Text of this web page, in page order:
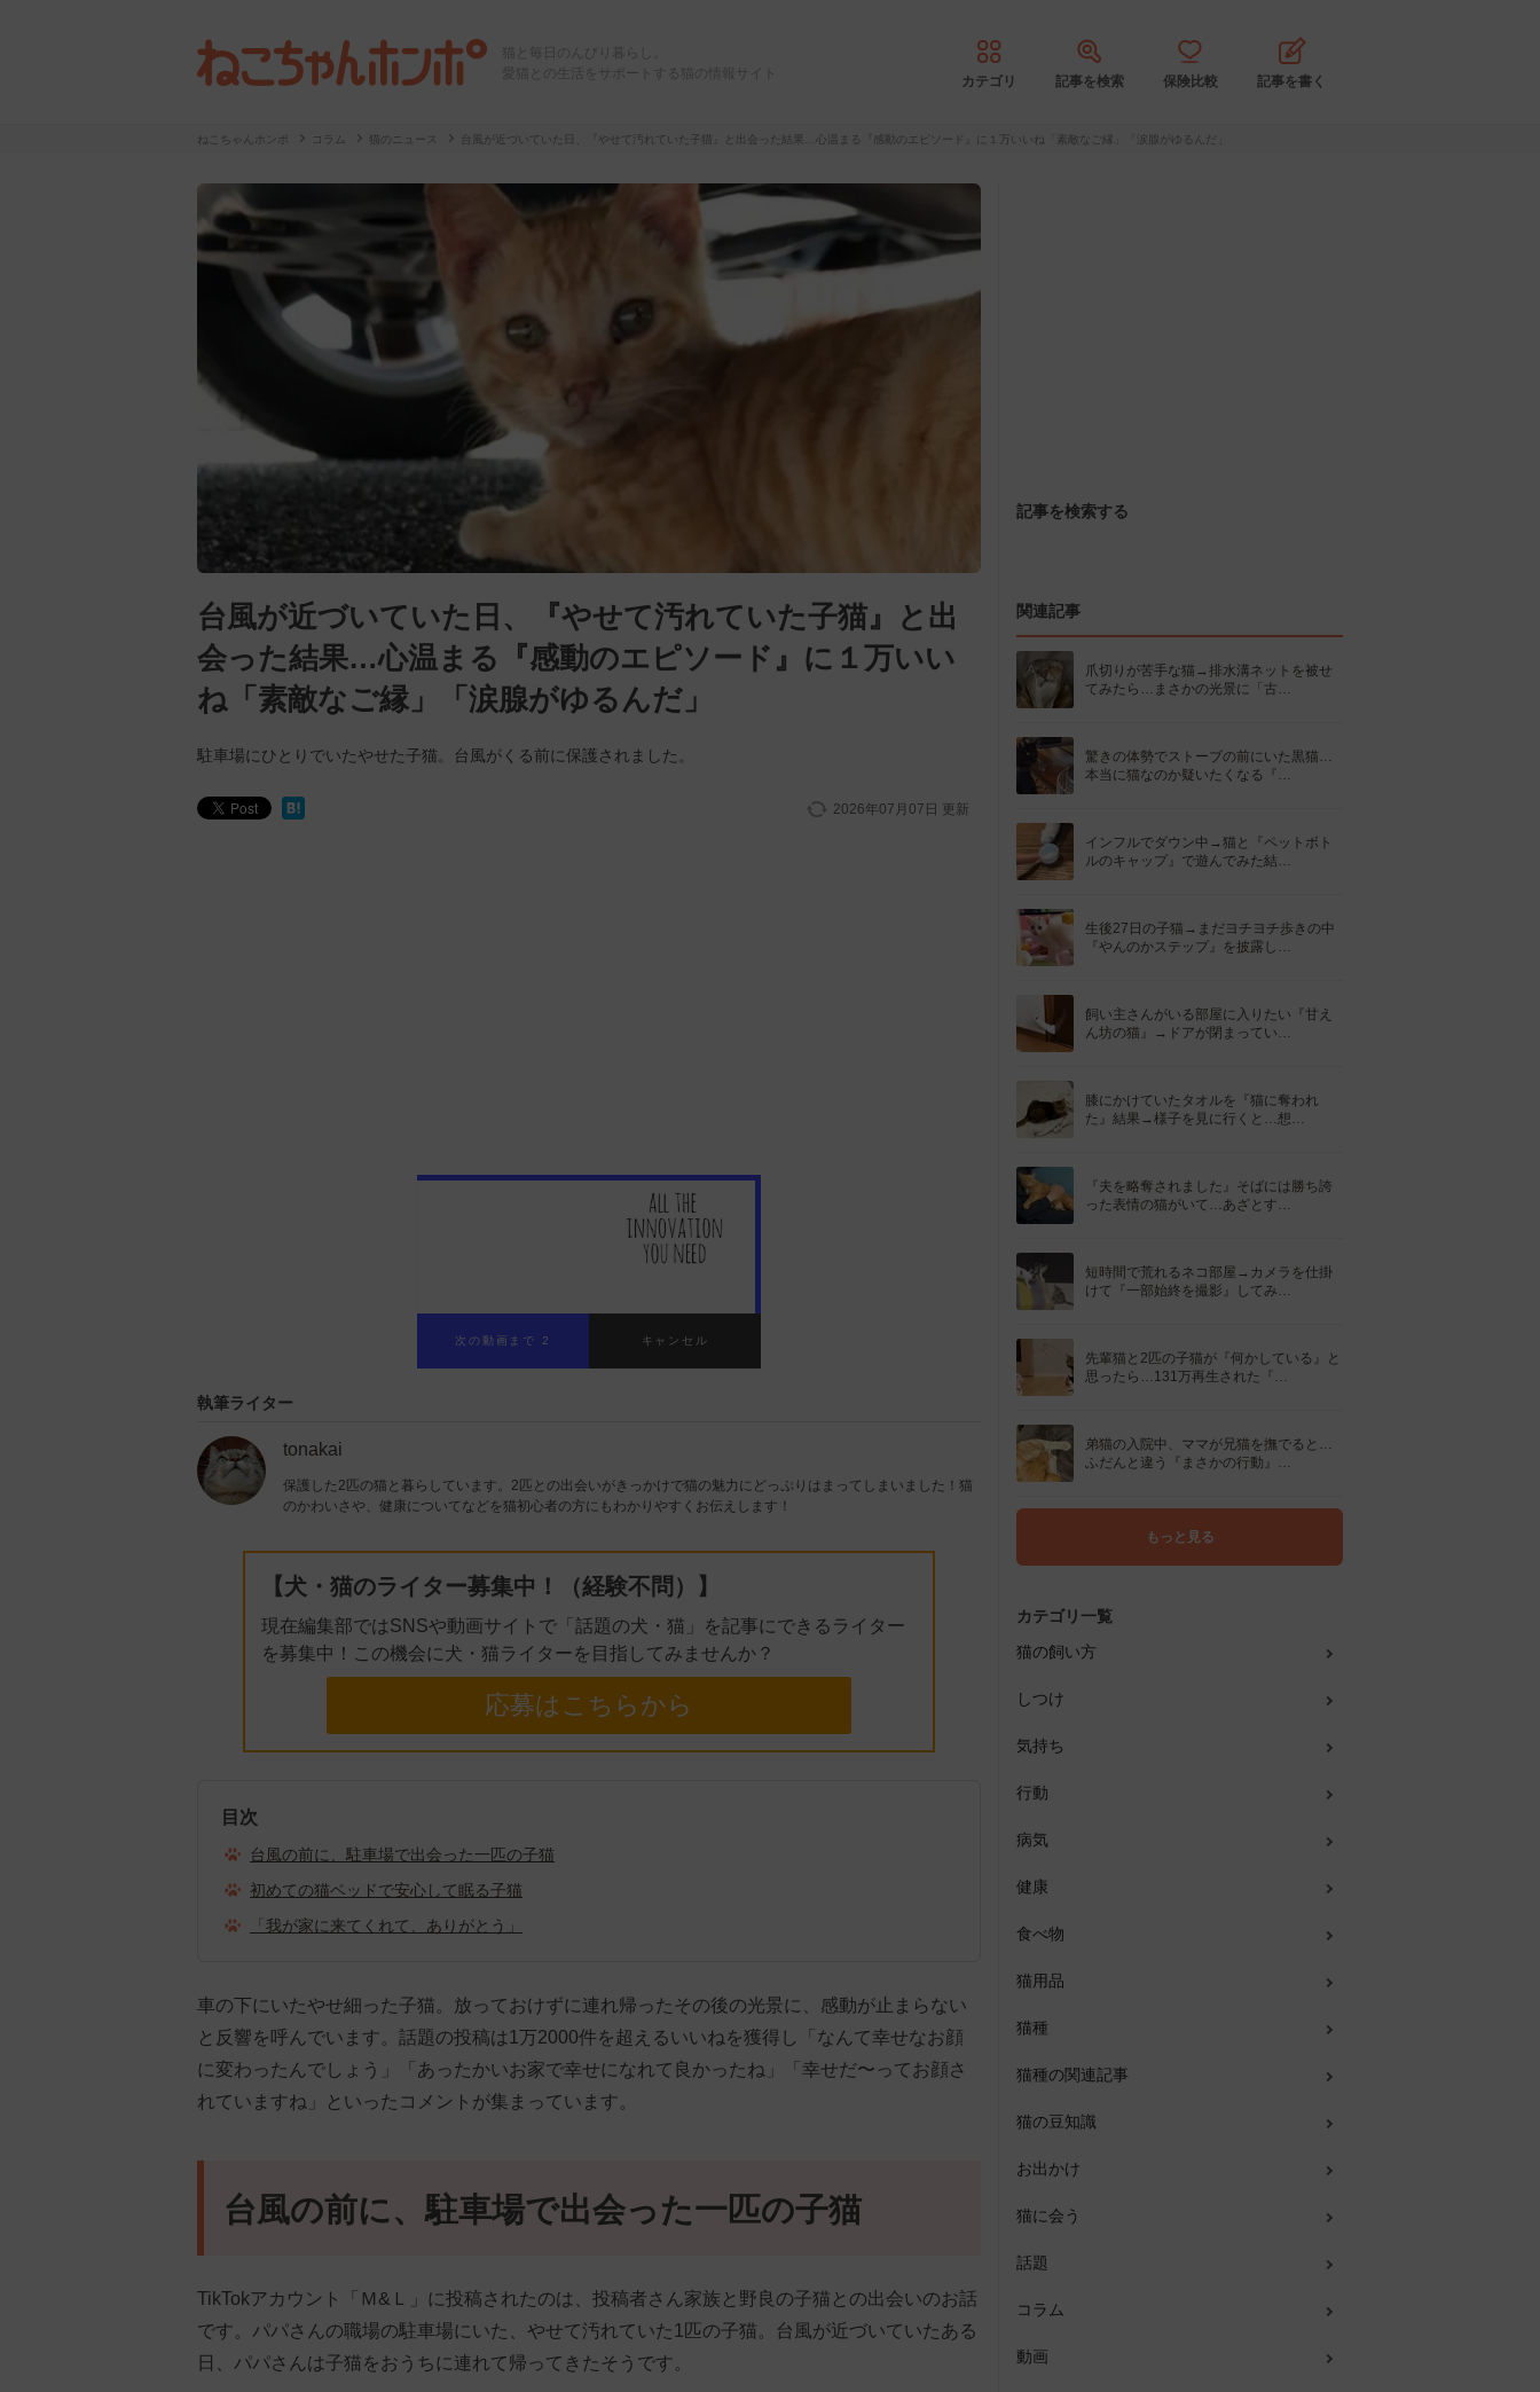
猫と毎日のんびり暮らし。
愛猫との生活をサポートする猫の情報サイト
カテゴリ 記事を検索 保険比較 記事を書く
ねこちゃんホンポ コラム 猫のニュース 台風が近づいていた日、『やせて汚れていた子猫』と出会った結果…心温まる『感動のエピソード』に１万いいね「素敵なご縁」「涙腺がゆるんだ」
台風が近づいていた日、『やせて汚れていた子猫』と出
会った結果…心温まる『感動のエピソード』に１万いい
ね「素敵なご縁」「涙腺がゆるんだ」
駐車場にひとりでいたやせた子猫。台風がくる前に保護されました。
2026年07月07日 更新
執筆ライター
tonakai
保護した2匹の猫と暮らしています。2匹との出会いがきっかけで猫の魅力にどっぷりはまってしまいました！猫
のかわいさや、健康についてなどを猫初心者の方にもわかりやすくお伝えします！
【犬・猫のライター募集中！（経験不問）】
現在編集部ではSNSや動画サイトで「話題の犬・猫」を記事にできるライター
を募集中！この機会に犬・猫ライターを目指してみませんか？
応募はこちらから
目次
台風の前に、駐車場で出会った一匹の子猫
初めての猫ベッドで安心して眠る子猫
「我が家に来てくれて、ありがとう」
車の下にいたやせ細った子猫。放っておけずに連れ帰ったその後の光景に、感動が止まらない
と反響を呼んでいます。話題の投稿は1万2000件を超えるいいねを獲得し「なんて幸せなお顔
に変わったんでしょう」「あったかいお家で幸せになれて良かったね」「幸せだ〜ってお顔さ
れていますね」といったコメントが集まっています。
台風の前に、駐車場で出会った一匹の子猫
TikTokアカウント「Ｍ&Ｌ」に投稿されたのは、投稿者さん家族と野良の子猫との出会いのお話
です。パパさんの職場の駐車場にいた、やせて汚れていた1匹の子猫。台風が近づいていたある
日、パパさんは子猫をおうちに連れて帰ってきたそうです。
記事を検索する
関連記事
爪切りが苦手な猫→排水溝ネットを被せ
てみたら…まさかの光景に「古…
驚きの体勢でストーブの前にいた黒猫…
本当に猫なのか疑いたくなる『…
インフルでダウン中→猫と『ペットボト
ルのキャップ』で遊んでみた結…
生後27日の子猫→まだヨチヨチ歩きの中
『やんのかステップ』を披露し…
飼い主さんがいる部屋に入りたい『甘え
ん坊の猫』→ドアが閉まってい…
膝にかけていたタオルを『猫に奪われ
た』結果→様子を見に行くと…想…
『夫を略奪されました』そばには勝ち誇
った表情の猫がいて…あざとす…
短時間で荒れるネコ部屋→カメラを仕掛
けて『一部始終を撮影』してみ…
先輩猫と2匹の子猫が『何かしている』と
思ったら…131万再生された『…
弟猫の入院中、ママが兄猫を撫でると…
ふだんと違う『まさかの行動』…
もっと見る
カテゴリ一覧
猫の飼い方
しつけ
気持ち
行動
病気
健康
食べ物
猫用品
猫種
猫種の関連記事
猫の豆知識
お出かけ
猫に会う
話題
コラム
動画